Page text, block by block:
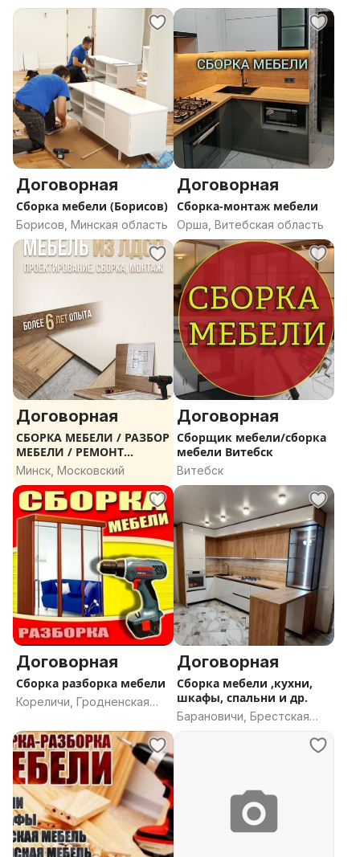
область
Договорная
Сборка мебели (Борисов)
Борисов, Минская область
Договорная
Сборка-монтаж мебели
Орша, Витебская область
Договорная
СБОРКА МЕБЕЛИ / РАЗБОР
МЕБЕЛИ / РЕМОНТ
МЕБЕЛИ
Минск, Московский
Договорная
Сборщик мебели/сборка
мебели Витебск
Витебск
Договорная
Сборка разборка мебели
Кореличи, Гродненская
Договорная
Сборка мебели ,кухни,
шкафы, спальни и др.
Барановичи, Брестская